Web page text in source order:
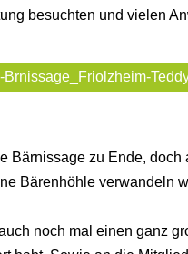
besuchten und vielen
Brnissage_Friolzheim-
Bärnissage zu Ende,
Bärenhöhle verwandeln
noch mal einen ganz